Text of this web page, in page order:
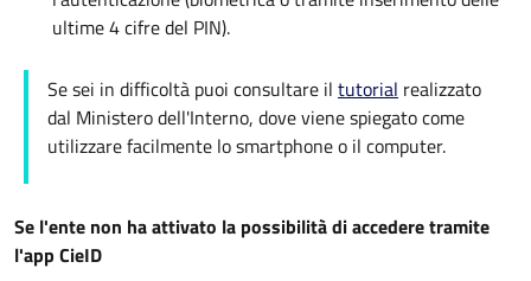
ultime 4 cifre del PIN).
Se sei in difficoltà puoi consultare il tutorial realizzato
dal Ministero dell'Interno, dove viene spiegato come
utilizzare facilmente lo smartphone o il computer.
Se l'ente non ha attivato la possibilità di accedere tramite
l'app CieID